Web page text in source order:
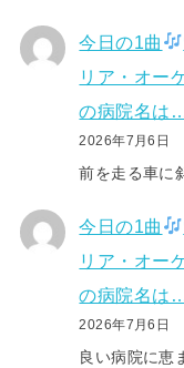
今日の1曲
リア・オー
の病院名は…
2026年7月6日
前を走る車に
今日の1曲
リア・オー
の病院名は
2026年7月6日
良い病院に恵